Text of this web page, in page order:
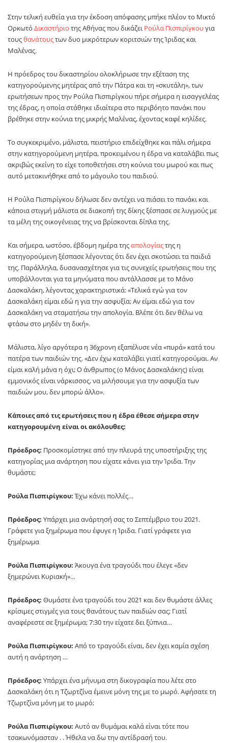
Στην τελική ευθεία για την έκδοση απόφασης μπήκε πλέον το Μικτό
Ορκωτό Δικαστήριο της Αθήνας που δικάζειΡούλα Πισπιρίγκουγια
τουςθανάτουςτων δυο μικρότερων κοριτσιών της Ίριδας και
Μαλένας.
Η πρόεδρος του δικαστηρίου ολοκλήρωσε την εξέταση της
κατηγορούμενης μητέρας από την Πάτρα και τη «σκυτάλη», των
ερωτήσεων προς την Ρούλα Πισπιρίγκου πήρε σήμερα η εισαγγελέας
της έδρας, η οποία στάθηκε ιδιαίτερα στο περιβόητο πανάκι που
βρέθηκε στην κούνια της μικρής Μαλένας, έχοντας καφέ κηλίδες.
Το συγκεκριμένο, μάλιστα, πειστήριο επιδείχθηκε και πάλι σήμερα
στην κατηγορούμενη μητέρα, προκειμένου η έδρα να καταλάβει πως
ακριβώς εκείνη το είχε τοποθετήσει στη κούνια του μωρού και πως
αυτό μετακινήθηκε από το μάγουλο του παιδιού.
Η Ρούλα Πισπιρίγκου δήλωσε δεν αντέχει να πιάσει το πανάκι και
κάποια στιγμή μάλιστα σε διακοπή της δίκης ξέσπασε σε λυγμούς με
τα μέλη της οικογένειας της να βρίσκονται δίπλα της.
Και σήμερα, ωστόσο, έβδομη ημέρα τηςαπολογίαςτης η
κατηγορούμενη ξέσπασε λέγοντας ότι δεν έχει σκοτώσει τα παιδιά
της. Παράλληλα, δυσανασχέτησε για τις συνεχείς ερωτήσεις που της
υποβάλλονται για τα μηνύματα που αντάλλασσε με το Μάνο
Δασκαλάκη, λέγοντας χαρακτηριστικά: «Τελικά εγώ για τον
Δασκαλάκη είμαι εδώ η για την ασφυξία; Αν είμαι εδώ για τον
Δασκαλάκη να σταματήσω την απολογία. Βλέπε ότι δεν θέλω να
φτάσω στο μηδέν τη δική».
Μάλιστα, λίγο αργότερα η 36χρονη εξαπέλυσε νέα «πυρά» κατά του
πατέρα των παιδιών της. «Δεν έχω καταλάβει γιατί κατηγορούμαι. Aν
είμαι καλή μάνα η όχι; Ο άνθρωπος (ο Μάνος Δασκαλάκης) είναι
εμμονικός είναι νάρκισσος, να μιλήσουμε για την ασφυξία των
παιδιών μου, δεν μπορώ άλλο».
Κάποιες από τις ερωτήσεις που η έδρα έθεσε σήμερα στην
κατηγορουμένη είναι οι ακόλουθες:
Πρόεδρος: Προσκομίστηκε από την πλευρά της υποστήριξης της
κατηγορίας μια ανάρτηση που είχατε κάνει για την Ίριδα. Την
θυμάστε;
Ρούλα Πισπιρίγκου: Έχω κάνει πολλές…
Πρόεδρος: Υπάρχει μια ανάρτησή σας το Σεπτέμβριο του 2021.
Γράφετε για ξημέρωμα που έφυγε η Ίριδα. Γιατί γράφετε για
ξημέρωμα
Ρούλα Πισπιρίγκου: Άκουγα ένα τραγούδι που έλεγε «δεν
ξημερώνει Κυριακή»…
Πρόεδρος: Θυμάστε ένα τραγούδι του 2021 και δεν θυμάστε άλλες
κρίσιμες στιγμές για τους θανάτους των παιδιών σας; Γιατί
αναφέρεστε σε ξημέρωμα; 7:30 την είχατε δει ξύπνια…
Ρούλα Πισπιρίγκου: Από το τραγούδι είναι, δεν έχει καμία σχέση
αυτή η ανάρτηση …
Πρόεδρος: Υπάρχει ένα μήνυμα στη δικογραφία που λέτε στο
Δασκαλάκη ότι η Τζωρτζίνα έμεινε μόνη της με το μωρό. Αφήσατε τη
Τζωρτζίνα μόνη με το μωρό;
Ρούλα Πισπιρίγκου: Αυτό αν θυμάμαι καλά είναι τότε που
τσακωνόμασταν . . Ήθελα να δω την αντίδρασή του.